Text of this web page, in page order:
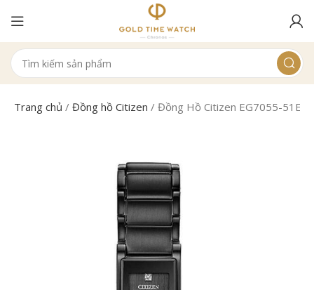
Trang chủ /Đồng hồ Citizen /Đồng Hồ Citizen EG7055-51E